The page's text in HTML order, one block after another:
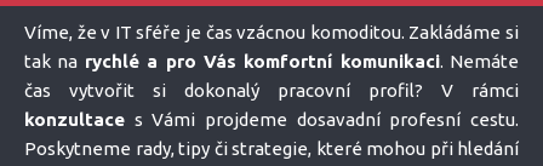
Víme, že v IT sféře je čas vzácnou komoditou. Zakládáme si
tak na rychlé a pro Vás komfortní komunikaci. Nemáte
čas vytvořit si dokonalý pracovní profil? V rámci
konzultace s Vámi projdeme dosavadní profesní cestu.
Poskytneme rady, tipy či strategie, které mohou při hledání